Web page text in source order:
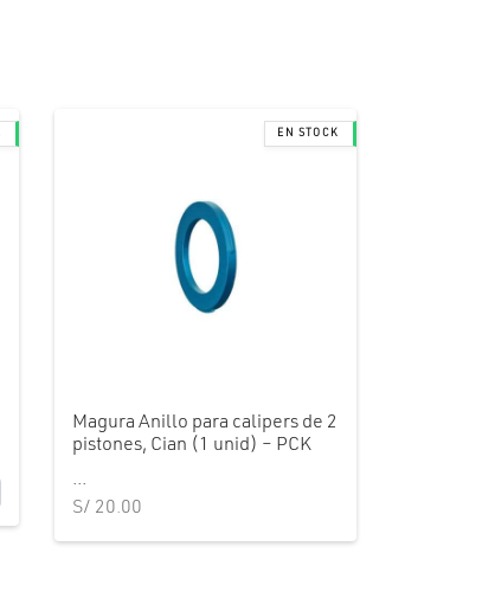
Magura Anillo para calipers de 2
pistones, Cian (1 unid) – PCK
...
S/ 20.00